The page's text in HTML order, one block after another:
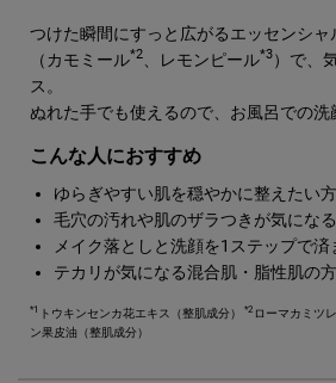
つけた瞬間にすっと広がるエッセンシャ
（カモミール*2 、レモンピール*3）で、
ス。
ぬれた手でも使えるので、お風呂での洗
こんな人におすすめ
ゆらぎやすい肌を穏やかに整えたい方
毛穴の汚れや肌のザラつきが気にな
メイク落としと洗顔を1ステップで済
テカリが気になる混合肌・脂性肌の方
*1 トウキンセンカ花エキス（整肌成分） *2 ローマカミツ
ン果皮油（整肌成分）